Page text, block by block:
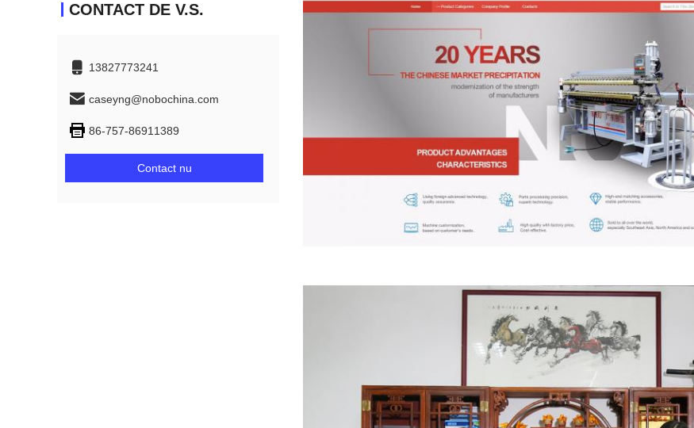
CONTACT DE V.S.
13827773241
caseyng@nobochina.com
86-757-86911389
Contact nu